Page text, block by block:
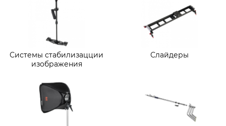
Системы стабилизацции
изображения
Слайдеры